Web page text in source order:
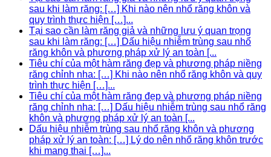
sau khi làm răng: […] Khi nào nên nhổ răng khôn và
quy trình thực hiện […]...
Tại sao cần làm răng giả và những lưu ý quan trọng
sau khi làm răng: […] Dấu hiệu nhiễm trùng sau nhổ
răng khôn và phương pháp xử lý an toàn [...
Tiêu chí của một hàm răng đẹp và phương pháp niềng
răng chỉnh nha: […] Khi nào nên nhổ răng khôn và quy
trình thực hiện […]...
Tiêu chí của một hàm răng đẹp và phương pháp niềng
răng chỉnh nha: […] Dấu hiệu nhiễm trùng sau nhổ răng
khôn và phương pháp xử lý an toàn [...
Dấu hiệu nhiễm trùng sau nhổ răng khôn và phương
pháp xử lý an toàn: […] Lý do nên nhổ răng khôn trước
khi mang thai […]...